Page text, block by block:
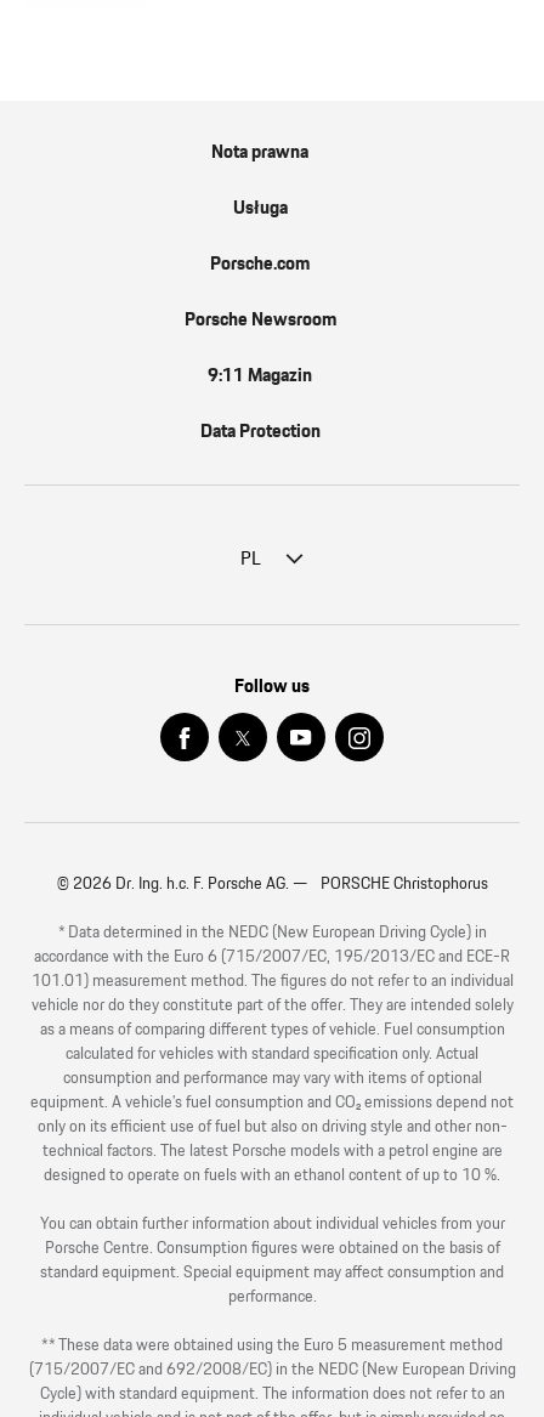
Nota prawna
Usługa
Porsche.com
Porsche Newsroom
9:11 Magazin
Data Protection
PL
Follow us
© 2026 Dr. Ing. h.c. F. Porsche AG. — PORSCHE Christophorus
* Data determined in the NEDC (New European Driving Cycle) in
accordance with the Euro 6 (715/2007/EC, 195/2013/EC and ECE-R
101.01) measurement method. The figures do not refer to an individual
vehicle nor do they constitute part of the offer. They are intended solely
as a means of comparing different types of vehicle. Fuel consumption
calculated for vehicles with standard specification only. Actual
consumption and performance may vary with items of optional
equipment. A vehicle’s fuel consumption and CO₂ emissions depend not
only on its efficient use of fuel but also on driving style and other non-
technical factors. The latest Porsche models with a petrol engine are
designed to operate on fuels with an ethanol content of up to 10 %.
You can obtain further information about individual vehicles from your
Porsche Centre. Consumption figures were obtained on the basis of
standard equipment. Special equipment may affect consumption and
performance.
** These data were obtained using the Euro 5 measurement method
(715/2007/EC and 692/2008/EC) in the NEDC (New European Driving
Cycle) with standard equipment. The information does not refer to an